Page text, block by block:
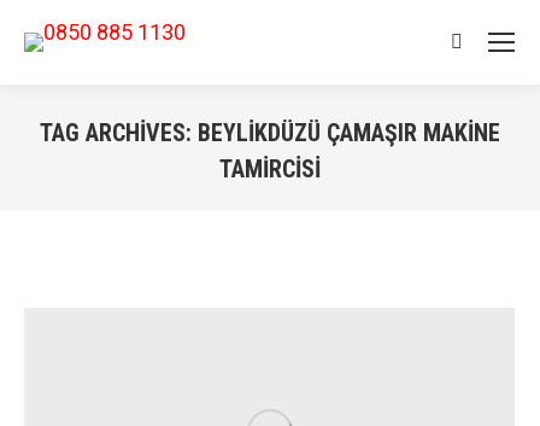
Search:
TAG ARCHIVES: BEYLIKDÜZÜ ÇAMAŞIR MAKINE
TAMIRCISI